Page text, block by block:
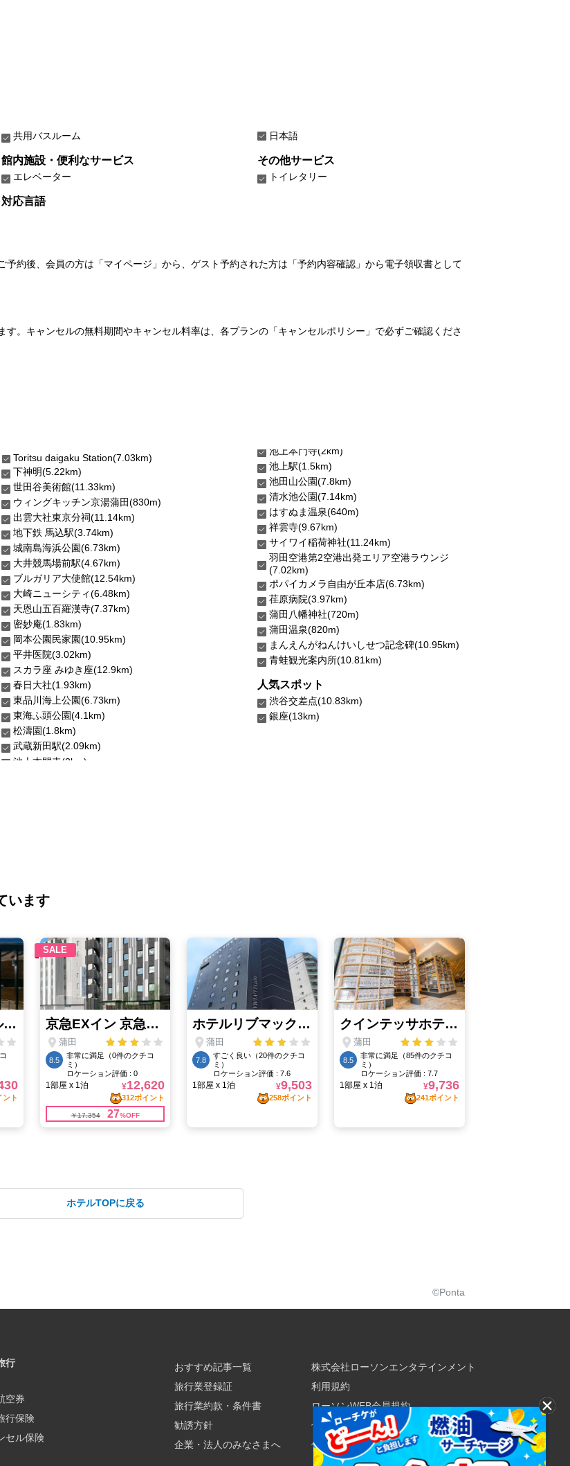
共用バスルーム
館内施設・便利なサービス
エレベーター
対応言語
日本語
その他サービス
トイレタリー
約後、会員の方は「マイページ」から、ゲスト予約された方は「予約内容確認」から電子領収書として
。キャンセルの無料期間やキャンセル料率は、各プランの「キャンセルポリシー」で必ずご確認くださ
Toritsu daigaku Station(7.03km)
下神明(5.22km)
世田谷美術館(11.33km)
ウィングキッチン京湯蒲田(830m)
出雲大社東京分祠(11.14km)
地下鉄 馬込駅(3.74km)
城南島海浜公園(6.73km)
大井競馬場前駅(4.67km)
ブルガリア大使館(12.54km)
大崎ニューシティ(6.48km)
天恩山五百羅漢寺(7.37km)
密妙庵(1.83km)
岡本公園民家園(10.95km)
平井医院(3.02km)
スカラ座 みゆき座(12.9km)
春日大社(1.93km)
東品川海上公園(6.73km)
東海ふ頭公園(4.1km)
松濤園(1.8km)
武蔵新田駅(2.09km)
池上本門寺(2km)
池上駅(1.5km)
池田山公園(7.8km)
清水池公園(7.14km)
はすぬま温泉(640m)
祥雲寺(9.67km)
サイワイ稲荷神社(11.24km)
羽田空港第2空港出発エリア空港ラウンジ
(7.02km)
ポパイカメラ自由が丘本店(6.73km)
荏原病院(3.97km)
蒲田八幡神社(720m)
蒲田温泉(820m)
まんえんがねんけいしせつ記念碑(10.95km)
青蛙観光案内所(10.81km)
人気スポット
渋谷交差点(10.83km)
銀座(13km)
います
ホテルTOPに戻る
©Ponta
行
空券
行保険
セル保険
おすすめ記事一覧
旅行業登録証
旅行業約款・条件書
勧誘方針
企業・法人のみなさまへ
株式会社ローソンエンタテインメント
利用規約
ローソンWEB会員規約
個人情報の取り扱いについて
個人情報保護方針